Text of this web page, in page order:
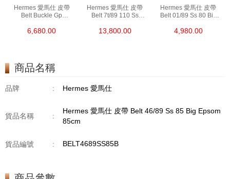
Hermes 愛馬仕 皮帶
Belt Buckle Gp
(皮帶扣須連皮帶購買)
6,680.00
Hermes 愛馬仕 皮帶
Belt 7t/89 110 Ss
110cm
13,800.00
Hermes 愛馬仕 皮帶
Belt 01/89 Ss 80 Big
4,980.00
商品名稱
品牌 : Hermes 愛馬仕
貨品名稱 :
Hermes 愛馬仕 皮帶 Belt 46/89 Ss 85 Big Epsom
85cm
貨品編號 : BELT4689SS85B